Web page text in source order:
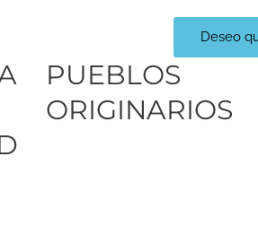
Deseo
PUEBLOS
ORIGINARIOS